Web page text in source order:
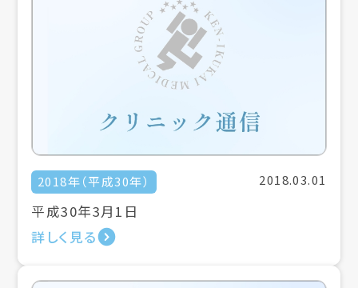
2018年（平成30年） 2018.03.01
平成30年3月1日
詳しく見る